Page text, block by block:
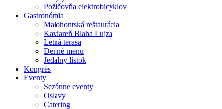
Požičovňa elektrobicyklov
Gastronómia
Malohontská reštaurácia
Kaviareň Blaha Lujza
Letná terasa
Denné menu
Jedálny lístok
Kongres
Eventy
Sezónne eventy
Oslavy
Catering